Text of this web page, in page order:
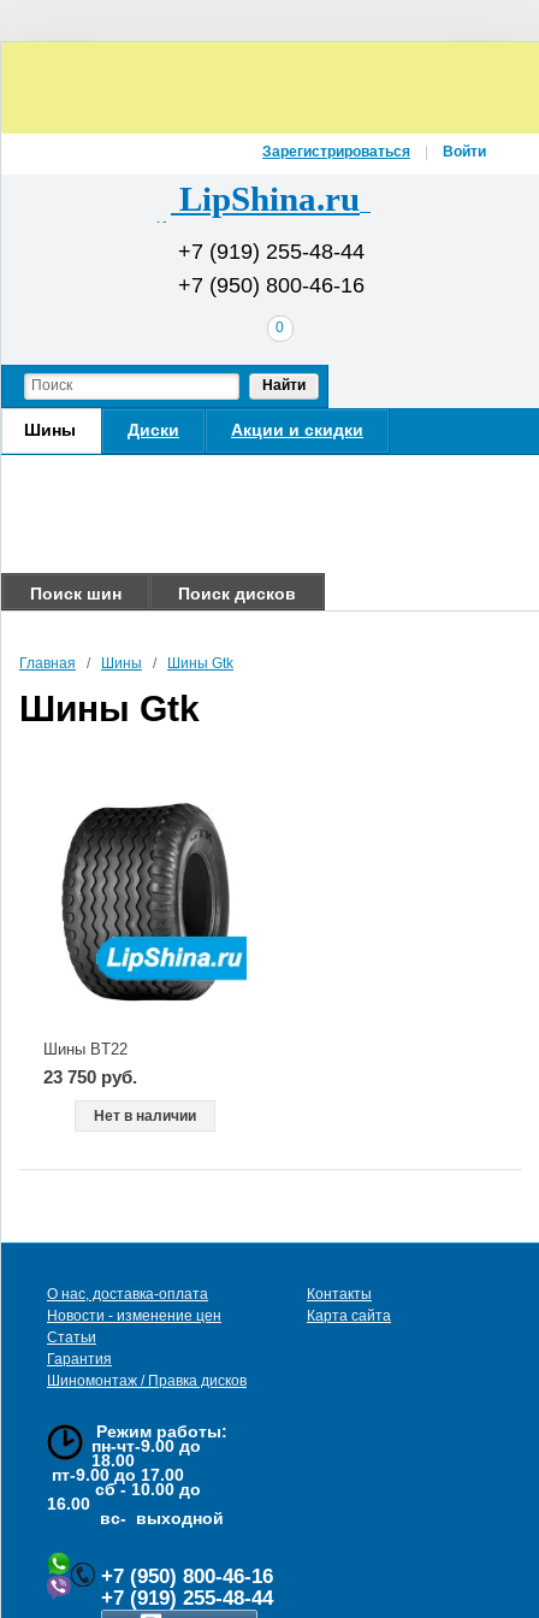
LipShina.ru
Интернет-магазин шин и дисков
+7 (919) 255-48-44
+7 (950) 800-46-16
В
вашей
корзине
0
Шины Диски Акции и скидки
Найти
Зарегистрироваться Войти
Поиск шин Поиск дисков
Главная / Шины / Шины Gtk
Шины Gtk
Шины BT22
23 750 руб.
Нет в наличии
О нас, доставка-оплата
Новости - изменение цен
Статьи
Гарантия
Шиномонтаж / Правка дисков
Контакты
Карта сайта
Режим работы:
пн-чт-9.00 до
18.00
пт-9.00 до 17.00
сб - 10.00 до
16.00
вс- выходной
+7 (950) 800-46-16
+7 (919) 255-48-44